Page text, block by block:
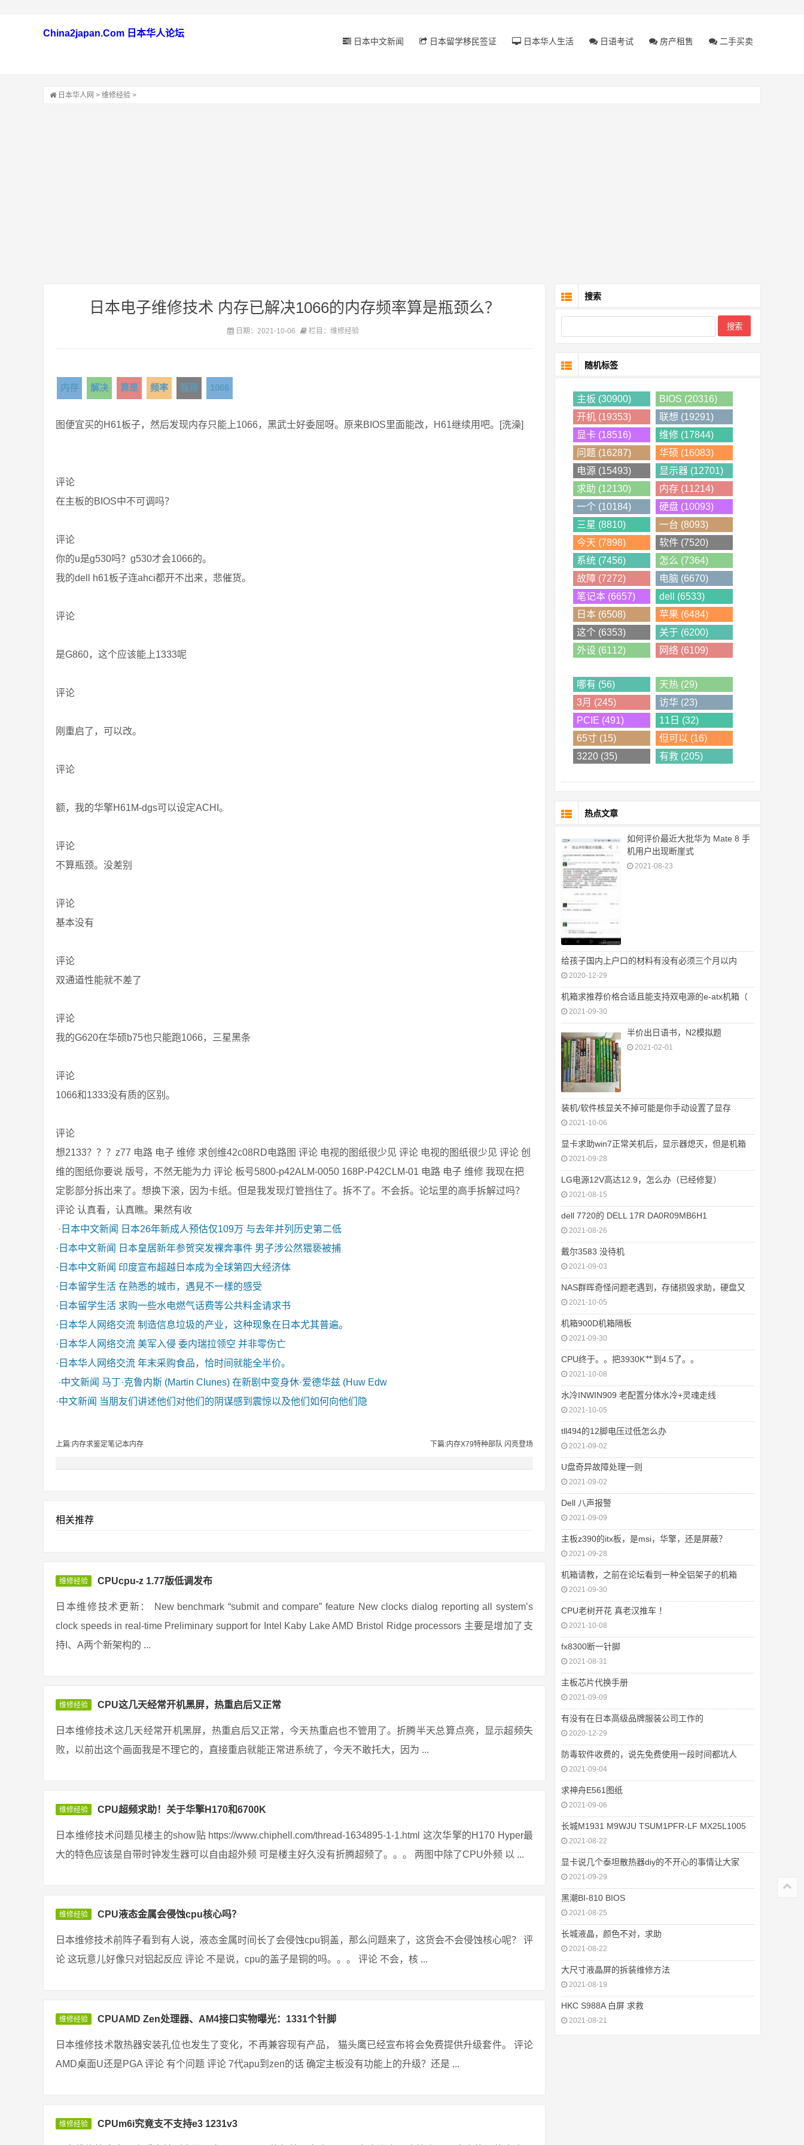
China2japan.Com 日本华人论坛
日本中文新闻 日本留学移民签证 日本华人生活 日语考试 房产租售 二手买卖
日本华人网 > 维修经验 >
日本电子维修技术 内存已解决1066的内存频率算是瓶颈么？
日期：2021-10-06 栏目：维修经验
内存 解决 算是 频率 瓶颈 1066
图便宜买的H61板子，然后发现内存只能上1066，黑武士好委屈呀。原来BIOS里面能改，H61继续用吧。[洗澡]
评论
在主板的BIOS中不可调吗？
评论
你的u是g530吗？g530才会1066的。
我的dell h61板子连ahci都开不出来，悲催货。
评论
是G860，这个应该能上1333呢
评论
刚重启了，可以改。
评论
额，我的华擎H61M-dgs可以设定ACHI。
评论
不算瓶颈。没差别
评论
基本没有
评论
双通道性能就不差了
评论
我的G620在华硕b75也只能跑1066，三星黑条
评论
1066和1333没有质的区别。
评论
想2133？？？z77 电路 电子 维修 求创维42c08RD电路图 评论 电视的图纸很少见 评论 电视的图纸很少见 评论 创
维的图纸你要说 版号，不然无能为力 评论 板号5800-p42ALM-0050 168P-P42CLM-01 电路 电子 维修 我现在把
定影部分拆出来了。想换下滚，因为卡纸。但是我发现灯管挡住了。拆不了。不会拆。论坛里的高手拆解过吗？
评论 认真看，认真瞧。果然有收
· 日本中文新闻
日本26年新成人预估仅109万 与去年并列历史第二低
· 日本中文新闻
日本皇居新年参贺突发裸奔事件 男子涉公然猥亵被捕
· 日本中文新闻 印度宣布超越日本成为全球第四大经济体
· 日本留学生活 在熟悉的城市，遇見不一樣的感受
· 日本留学生活 求购一些水电燃气话费等公共料金请求书
· 日本华人网络交流 制造信息垃圾的产业，这种现象在日本尤其普遍。
· 日本华人网络交流 美军入侵 委内瑞拉领空 并非零伤亡
· 日本华人网络交流 年末采购食品，恰时间就能全半价。
·中文新闻 马丁·克鲁内斯 (Martin Clunes) 在新剧中变身休·爱德华兹 (Huw Edw
·中文新闻 当朋友们讲述他们对他们的阴谋感到震惊以及他们如何向他们隐
上篇:内存求鉴定笔记本内存 下篇:内存X79特种部队 闪亮登场
相关推荐
维修经验 CPUcpu-z 1.77版低调发布
日本维修技术更新： New benchmark “submit and compare” feature New clocks dialog reporting all system’s
clock speeds in real-time Preliminary support for Intel Kaby Lake AMD Bristol Ridge processors 主要是增加了支
持I、A两个新架构的 ...
维修经验 CPU这几天经常开机黑屏，热重启后又正常
日本维修技术这几天经常开机黑屏，热重启后又正常，今天热重启也不管用了。折腾半天总算点亮，显示超频失
败，以前出这个画面我是不理它的，直接重启就能正常进系统了，今天不敢托大，因为 ...
维修经验 CPU超频求助！关于华擎H170和6700K
日本维修技术问题见楼主的show贴 https://www.chiphell.com/thread-1634895-1-1.html 这次华擎的H170 Hyper最
大的特色应该是自带时钟发生器可以自由超外频 可是楼主好久没有折腾超频了。。。 两图中除了CPU外频 以 ...
维修经验 CPU液态金属会侵蚀cpu核心吗？
日本维修技术前阵子看到有人说，液态金属时间长了会侵蚀cpu铜盖，那么问题来了，这货会不会侵蚀核心呢？ 评
论 这玩意儿好像只对铝起反应 评论 不是说，cpu的盖子是铜的吗。。。 评论 不会，核 ...
维修经验 CPUAMD Zen处理器、AM4接口实物曝光：1331个针脚
日本维修技术散热器安装孔位也发生了变化，不再兼容现有产品， 猫头鹰已经宣布将会免费提供升级套件。 评论
AMD桌面U还是PGA 评论 有个问题 评论 7代apu到zen的话 确定主板没有功能上的升级？还是 ...
维修经验 CPUm6i究竟支不支持e3 1231v3
搜索
随机标签
主板 (30900)
BIOS (20316)
开机 (19353)
联想 (19291)
显卡 (18516)
维修 (17844)
问题 (16287)
华硕 (16083)
电源 (15493)
显示器 (12701)
求助 (12130)
内存 (11214)
一个 (10184)
硬盘 (10093)
三星 (8810)
一台 (8093)
今天 (7898)
软件 (7520)
系统 (7456)
怎么 (7364)
故障 (7272)
电脑 (6670)
笔记本 (6657)
dell (6533)
日本 (6508)
苹果 (6484)
这个 (6353)
关于 (6200)
外设 (6112)
网络 (6109)
哪有 (56)
天热 (29)
3月 (245)
访华 (23)
PCIE (491)
11日 (32)
65寸 (15)
但可以 (16)
3220 (35)
有救 (205)
热点文章
如何评价最近大批华为 Mate 8 手
机用户出现断崖式
2021-08-23
给孩子国内上户口的材料有没有必须三个月以内
2020-12-29
机箱求推荐价格合适且能支持双电源的e-atx机箱（
2021-09-30
半价出日语书，N2模拟题
2021-02-01
装机/软件核显关不掉可能是你手动设置了显存
2021-10-06
显卡求助win7正常关机后，显示器熄灭，但是机箱
2021-09-28
LG电源12V高达12.9，怎么办（已经修复）
2021-08-15
dell 7720的 DELL 17R DA0R09MB6H1
2021-08-26
戴尔3583 没待机
2021-09-03
NAS群晖奇怪问题老遇到，存储损毁求助，硬盘又
2021-10-05
机箱900D机箱隔板
2021-09-30
CPU终于。。把3930K艹到4.5了。。
2021-10-08
水冷INWIN909 老配置分体水冷+灵魂走线
2021-10-05
tll494的12脚电压过低怎么办
2021-09-02
U盘奇异故障处理一则
2021-09-02
Dell 八声报警
2021-09-09
主板z390的itx板，是msi，华擎，还是屏蔽？
2021-09-28
机箱请教，之前在论坛看到一种全铝架子的机箱
2021-09-30
CPU老树开花 真老汉推车 ！
2021-10-08
fx8300断一针脚
2021-08-31
主板芯片代换手册
2021-09-09
有没有在日本高级品牌服装公司工作的
2020-12-29
防毒软件收费的，说先免费使用一段时间都坑人
2021-09-04
求神舟E561图纸
2021-09-06
长城M1931 M9WJU TSUM1PFR-LF MX25L1005
2021-08-22
显卡说几个泰坦散热器diy的不开心的事情让大家
2021-09-29
黑潮BI-810 BIOS
2021-08-25
长城液晶，颜色不对，求助
2021-08-22
大尺寸液晶屏的拆装维修方法
2021-08-19
HKC S988A 白屏 求救
2021-08-21